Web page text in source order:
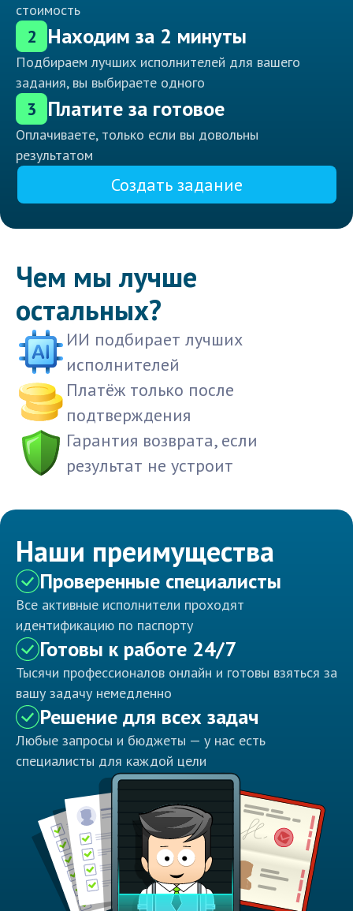
стоимость
2 Находим за 2 минуты
Подбираем лучших исполнителей для вашего
задания, вы выбираете одного
3 Платите за готовое
Оплачиваете, только если вы довольны
результатом
Создать задание
Чем мы лучше
остальных?
ИИ подбирает лучших
исполнителей
Платёж только после
подтверждения
Гарантия возврата, если
результат не устроит
Наши преимущества
Проверенные специалисты
Все активные исполнители проходят
идентификацию по паспорту
Готовы к работе 24/7
Тысячи профессионалов онлайн и готовы взяться за
вашу задачу немедленно
Решение для всех задач
Любые запросы и бюджеты — у нас есть
специалисты для каждой цели